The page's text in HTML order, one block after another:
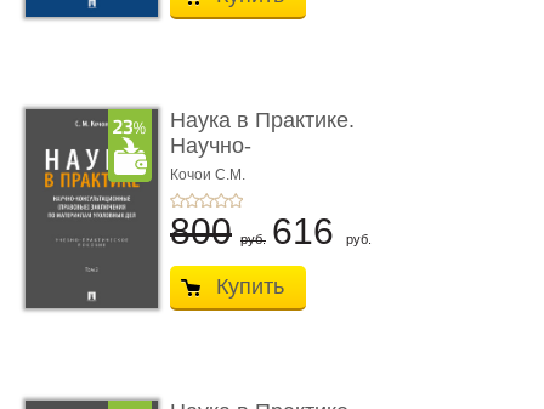
Наука в Практике.
Научно-
консультационные (пра
...
Кочои С.М.
800 руб. 616 руб.
Купить